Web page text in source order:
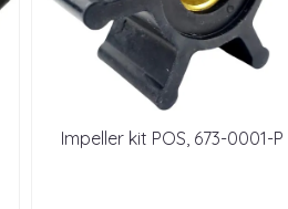
Impeller kit POS, 673-0001-P